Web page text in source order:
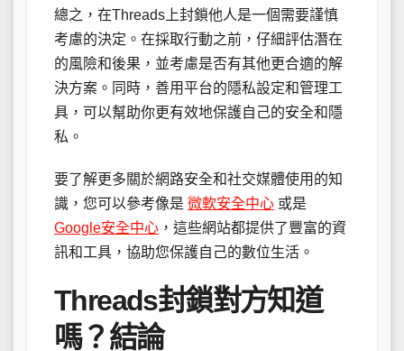
總之，在Threads上封鎖他人是一個需要謹慎
考慮的決定。在採取行動之前，仔細評估潛在
的風險和後果，並考慮是否有其他更合適的解
決方案。同時，善用平台的隱私設定和管理工
具，可以幫助你更有效地保護自己的安全和隱
私。
要了解更多關於網路安全和社交媒體使用的知
識，您可以參考像是 微軟安全中心 或是
Google安全中心 ，這些網站都提供了豐富的資
訊和工具，協助您保護自己的數位生活。
Threads封鎖對方知道
嗎？結論